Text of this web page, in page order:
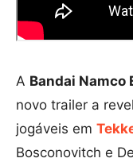
A Bandai
novo trailer a
jogáveis em
Bosconovitch e